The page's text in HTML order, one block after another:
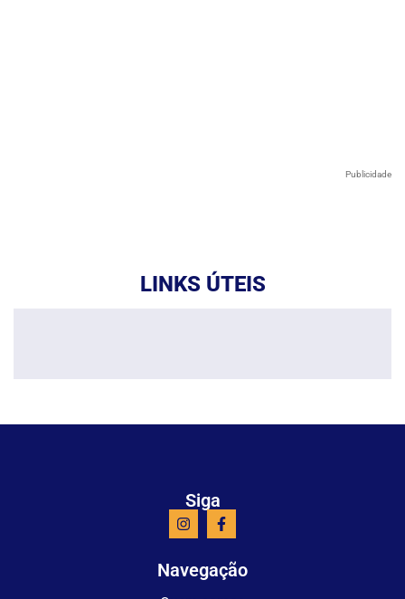
Publicidade
LINKS ÚTEIS
Siga
Navegação